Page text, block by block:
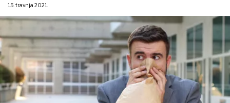
15. travnja 2021.